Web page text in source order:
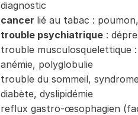
diagnostic
cancer lié au tabac :
trouble psychiatrique:
trouble musculosquelettique
anémie, polyglobulie
trouble du sommeil,
diabète, dyslipidémie
reflux gastro-œsophagien